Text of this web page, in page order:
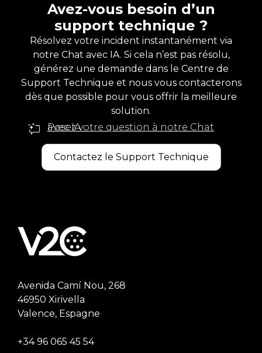
Avez-vous besoin d’un
support technique ?
Résolvez votre incident instantanément via
notre Chat avec IA. Si cela n’est pas résolu,
générez une demande dans le Centre de
Support Technique et nous vous contacterons
dès que possible pour vous offrir la meilleure
solution.
Posez votre question à notre Chat avec IA
Contactez le Support Technique
Avenida Camí Nou, 268
46950 Xirivella
Valence, Espagne
+34 96 065 45 54